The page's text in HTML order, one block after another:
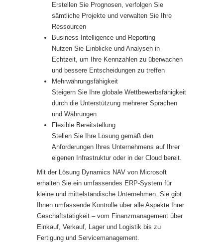
Erstellen Sie Prognosen, verfolgen Sie
sämtliche Projekte und verwalten Sie Ihre
Ressourcen
Business Intelligence und Reporting
Nutzen Sie Einblicke und Analysen in
Echtzeit, um Ihre Kennzahlen zu überwachen
und bessere Entscheidungen zu treffen
Mehrwährungsfähigkeit
Steigern Sie Ihre globale Wettbewerbsfähigkeit
durch die Unterstützung mehrerer Sprachen
und Währungen
Flexible Bereitstellung
Stellen Sie Ihre Lösung gemäß den
Anforderungen Ihres Unternehmens auf Ihrer
eigenen Infrastruktur oder in der Cloud bereit.
Mit der Lösung Dynamics NAV von Microsoft
erhalten Sie ein umfassendes ERP-System für
kleine und mittelständische Unternehmen. Sie gibt
Ihnen umfassende Kontrolle über alle Aspekte Ihrer
Geschäftstätigkeit – vom Finanzmanagement über
Einkauf, Verkauf, Lager und Logistik bis zu
Fertigung und Servicemanagement.